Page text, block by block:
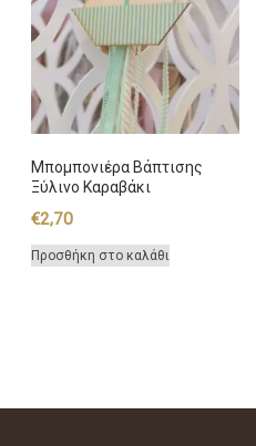
Μπομπονιέρα Βάπτισης
Ξύλινο Καραβάκι
€2,70
Προσθήκη στο καλάθι